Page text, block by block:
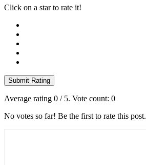
Click on a star to rate it!
Submit Rating
Average rating 0 / 5. Vote count: 0
No votes so far! Be the first to rate this post.